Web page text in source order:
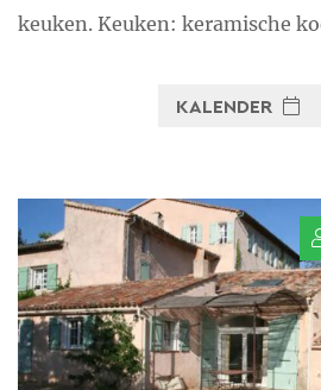
keuken. Keuken: keramische
KALENDER